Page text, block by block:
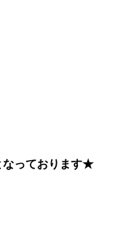
っております★